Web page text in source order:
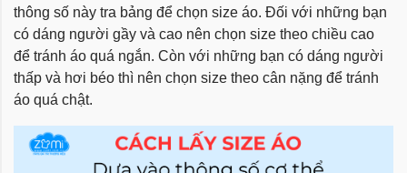
thông số này tra bảng để chọn size áo. Đối với những bạn
có dáng người gầy và cao nên chọn size theo chiều cao
để tránh áo quá ngắn. Còn với những bạn có dáng người
thấp và hơi béo thì nên chọn size theo cân nặng để tránh
áo quá chật.